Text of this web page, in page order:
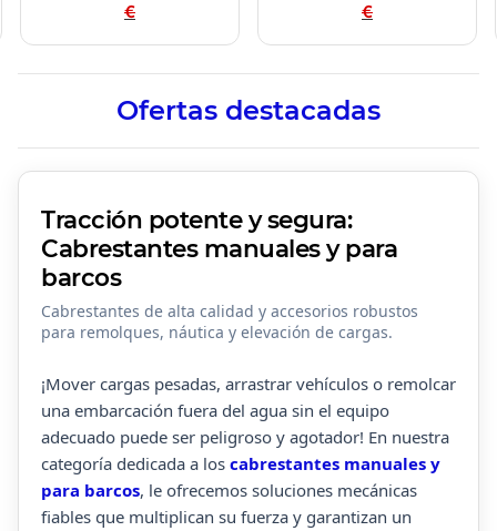
€
€
Ofertas destacadas
Tracción potente y segura:
Cabrestantes manuales y para
barcos
Cabrestantes de alta calidad y accesorios robustos
para remolques, náutica y elevación de cargas.
¡Mover cargas pesadas, arrastrar vehículos o remolcar
una embarcación fuera del agua sin el equipo
adecuado puede ser peligroso y agotador! En nuestra
categoría dedicada a los cabrestantes manuales y
para barcos, le ofrecemos soluciones mecánicas
fiables que multiplican su fuerza y garantizan un